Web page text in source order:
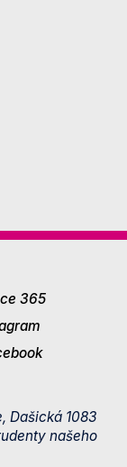
365
Dašická 1083
našeho